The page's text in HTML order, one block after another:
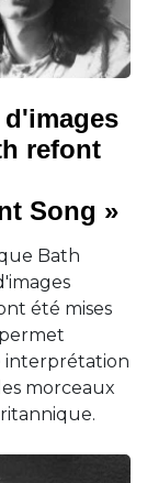
refont
Song »
Bath
été mises
interprétation
morceaux